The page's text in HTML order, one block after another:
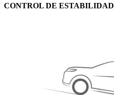
CONTROL DE ESTABILIDAD